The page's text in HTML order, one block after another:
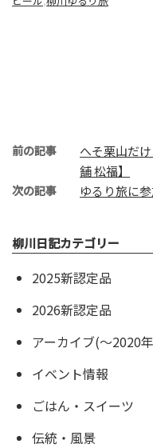
前の記事
へそ栗山だ
舗 松福】
次の記事 ゆるり旅に
柳川日記カテゴリー
2025新認定品
2026新認定品
アーカイブ(〜2020
イベント情報
ごはん・スイーツ
伝統・風景